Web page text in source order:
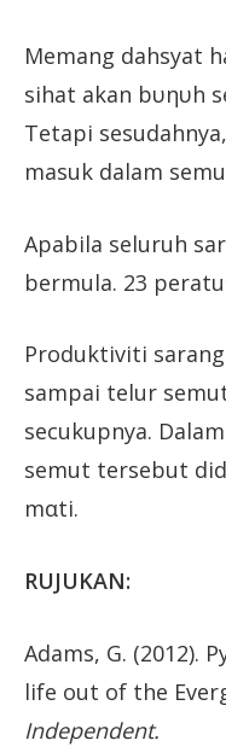
Memang dahsyat
sihat akan bυηυh
Tetapi
masuk dalam
Apabila seluruh
bermula. 23
Produktiviti
sampai telur
secukupnya.
semut tersebut
mαti.
RUJUKAN:
Adams, G. (2012).
life out of the
Independent.